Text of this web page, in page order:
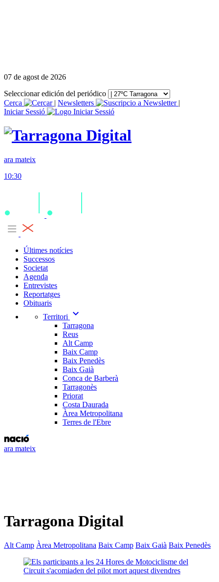
07 de agost de 2026
Seleccionar edición del periódico
Cerca
| Newsletters
|
Iniciar Sessió
ara mateix
10:30
Últimes notícies
Successos
Societat
Agenda
Entrevistes
Reportatges
Obituaris
Territori
expand_more
Tarragona
Reus
Alt Camp
Baix Camp
Baix Penedès
Baix Gaià
Conca de Barberà
Tarragonès
Priorat
Costa Daurada
Àrea Metropolitana
Terres de l'Ebre
ara mateix
Tarragona Digital
Alt Camp Àrea Metropolitana Baix Camp Baix Gaià Baix Penedès